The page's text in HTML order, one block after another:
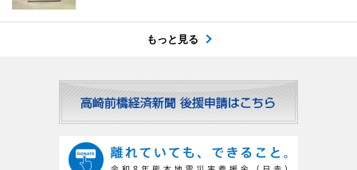
もっと見る